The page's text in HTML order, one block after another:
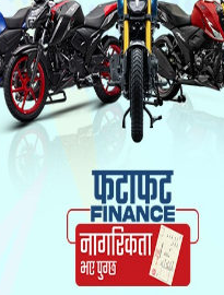
जिल्ला प्रहरी
बस्दै आएका थिए ।
दैनिक ज्यालादारीमा
जनकपुरधाम